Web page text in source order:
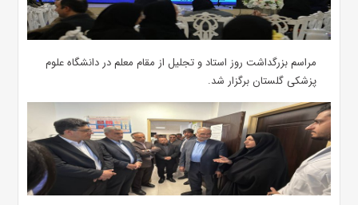
مراسم بزرگداشت روز استاد و تجلیل از مقام معلم در دانشگاه علوم
پزشکی گلستان برگزار شد.‌